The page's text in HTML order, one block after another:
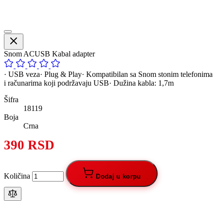
Snom ACUSB Kabal adapter
· USB veza· Plug & Play· Kompatibilan sa Snom stonim telefonima
i računarima koji podržavaju USB· Dužina kabla: 1,7m
Šifra
18119
Boja
Crna
390 RSD
Količina Dodaj u korpu